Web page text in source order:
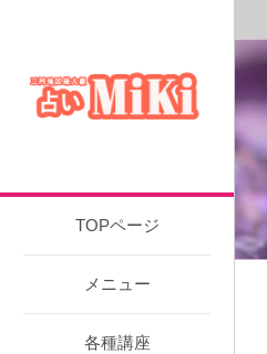
TOPページ
メニュー
各種講座